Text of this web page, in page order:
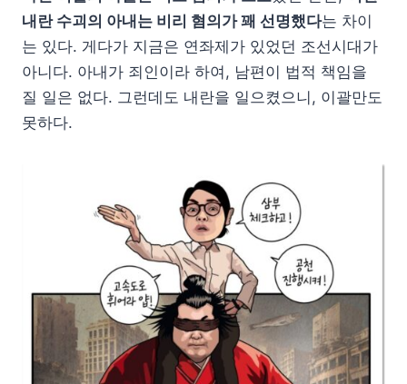
내란 수괴의 아내는 비리 혐의가 꽤 선명했다는 차이
는 있다. 게다가 지금은 연좌제가 있었던 조선시대가
아니다. 아내가 죄인이라 하여, 남편이 법적 책임을
질 일은 없다. 그런데도 내란을 일으켰으니, 이괄만도
못하다.